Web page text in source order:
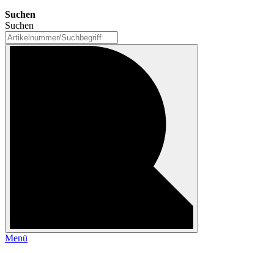
Suchen
Suchen
Menü